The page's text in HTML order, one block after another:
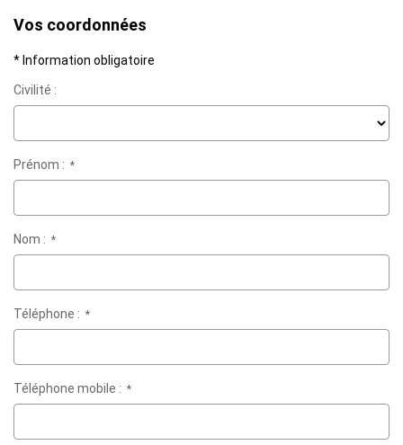
Vos coordonnées
* Information obligatoire
Civilité :
Prénom : *
Nom : *
Téléphone : *
Téléphone mobile : *